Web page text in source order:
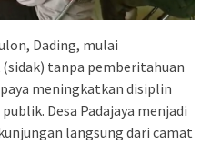
Dading, mulai
tanpa pemberitahuan
meningkatkan disiplin
Desa Padajaya menjadi
langsung dari camat